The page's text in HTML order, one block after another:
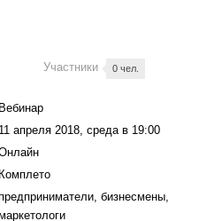
Участники 0 чел.
Вебинар
11 апреля 2018, среда в 19:00
Комплето
бизнесмены,